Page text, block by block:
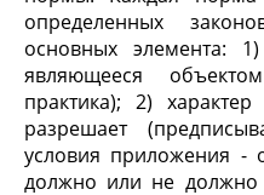
определенных
основных элемента:
являющееся
практика); 2)
разрешает
условия приложения -
должно или не должно